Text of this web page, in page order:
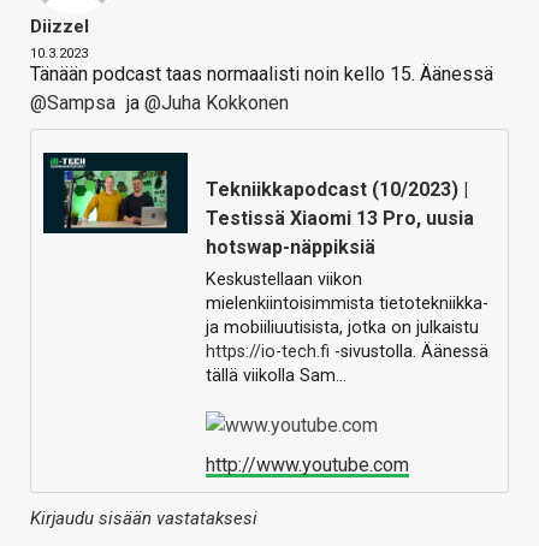
Diizzel
10.3.2023
Tänään podcast taas normaalisti noin kello 15. Äänessä
@Sampsa ja @Juha Kokkonen
Tekniikkapodcast (10/2023) |
Testissä Xiaomi 13 Pro, uusia
hotswap-näppiksiä
Keskustellaan viikon
mielenkiintoisimmista tietotekniikka-
ja mobiiliuutisista, jotka on julkaistu
https://io-tech.fi -sivustolla. Äänessä
tällä viikolla Sam…
http://www.youtube.com
Kirjaudu sisään vastataksesi